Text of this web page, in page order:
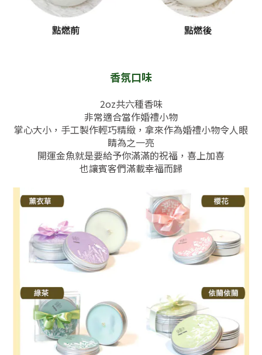
香氛口味
2oz共六種香味
非常適合當作婚禮小物
掌心大小，手工製作輕巧精緻，拿來作為婚禮小物令人眼
睛為之一亮
開運金魚就是要給予你滿滿的祝福，喜上加喜
也讓賓客們滿載幸福而歸